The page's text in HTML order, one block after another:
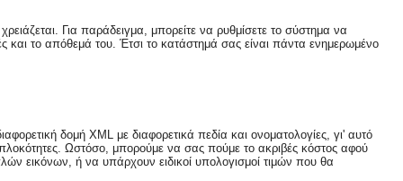
Για παράδειγμα, μπορείτε να ρυθμίσετε το σύστημα να
το απόθεμά του. Έτσι το κατάστημά σας είναι πάντα ενημερωμένο
δομή XML με διαφορετικά πεδία και ονοματολογίες, γι' αυτό
Ωστόσο, μπορούμε να σας πούμε το ακριβές κόστος αφού
εικόνων, ή να υπάρχουν ειδικοί υπολογισμοί τιμών που θα